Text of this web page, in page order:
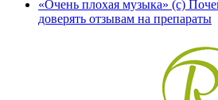
«Очень плохая музыка» (с)
доверять отзывам на препараты